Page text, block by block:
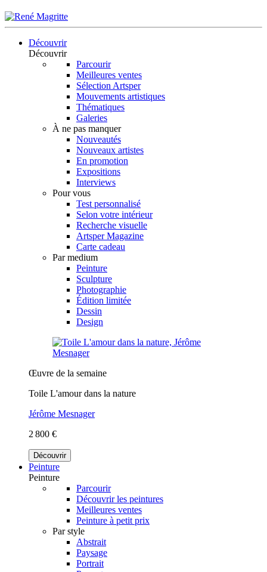
Découvrir
Découvrir
Parcourir
Meilleures ventes
Sélection Artsper
Mouvements artistiques
Thématiques
Galeries
À ne pas manquer
Nouveautés
Nouveaux artistes
En promotion
Expositions
Interviews
Pour vous
Test personnalisé
Selon votre intérieur
Recherche visuelle
Artsper Magazine
Carte cadeau
Par medium
Peinture
Sculpture
Photographie
Édition limitée
Dessin
Design
Œuvre de la semaine
Toile L'amour dans la nature
Jérôme Mesnager
2 800 €
Découvrir
Peinture
Peinture
Parcourir
Découvrir les peintures
Meilleures ventes
Peinture à petit prix
Par style
Abstrait
Paysage
Portrait